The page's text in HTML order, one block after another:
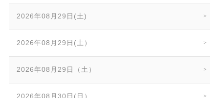
2026年08月29日(土)
2026年08月29日(土）
2026年08月29日（土）
2026年08月30日(日）